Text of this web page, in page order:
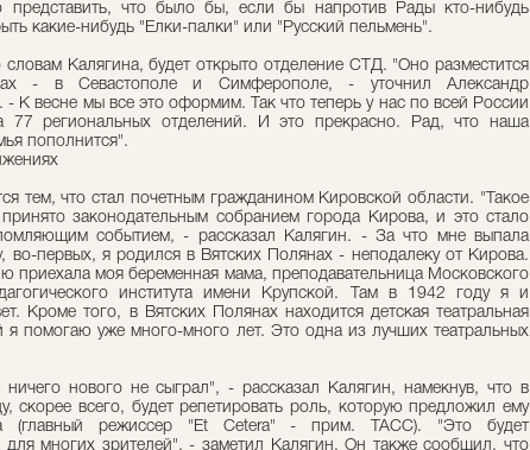
представить, что было бы, если бы напротив Рады кто-нибудь
какие-нибудь "Елки-палки" или "Русский пельмень".
Калягина, будет открыто отделение СТД. "Оно разместится
- в Севастополе и Симферополе, - уточнил Александр
- К весне мы все это оформим. Так что теперь у нас по всей России
77 региональных отделений. И это прекрасно. Рад, что наша
пополнится".
тем, что стал почетным гражданином Кировской области. "Такое
законодательным собранием города Кирова, и это стало
событием, - рассказал Калягин. - За что мне выпала
во-первых, я родился в Вятских Полянах - неподалеку от Кирова.
приехала моя беременная мама, преподавательница Московского
института имени Крупской. Там в 1942 году я и
Кроме того, в Вятских Полянах находится детская театральная
я помогаю уже много-много лет. Это одна из лучших театральных
нового не сыграл", - рассказал Калягин, намекнув, что в
скорее всего, будет репетировать роль, которую предложил ему
(главный режиссер "Et Cetera" - прим. ТАСС). "Это будет
для многих зрителей", - заметил Калягин. Он также сообщил, что